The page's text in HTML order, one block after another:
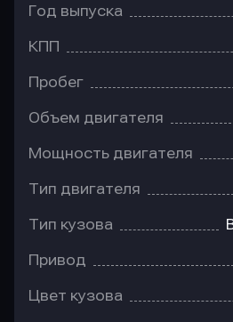
Год выпуска
КПП
Пробег
Объем двигателя
Мощность двигателя
Тип двигателя
Тип кузова
Привод
Цвет кузова